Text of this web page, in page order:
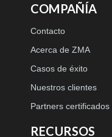
COMPAÑÍA
Contacto
Acerca de ZMA
Casos de éxito
Nuestros clientes
Partners certificados
RECURSOS